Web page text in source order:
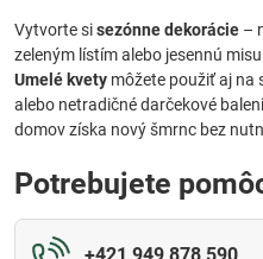
Vytvorte sisezónne dekorácie –
zeleným lístím alebo jesennú
Umelé kvety môžete použiť aj na
alebo netradičné darčekové
domov získa nový šmrnc bez
Potrebujete